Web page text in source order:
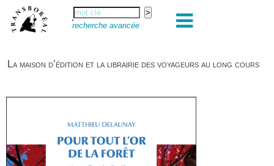
recherche avancée
La maison d’édition et la librairie des voyageurs au long cours